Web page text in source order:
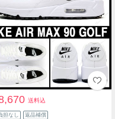
送料込
担なし 返品補償